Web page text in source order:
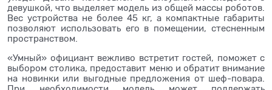
девушкой, что выделяет модель из общей массы роботов.
Вес устройства не более 45 кг, а компактные габариты
позволяют использовать его в помещении, стесненным
пространством.
«Умный» официант вежливо встретит гостей, поможет с
выбором столика, предоставит меню и обратит внимание
на новинки или выгодные предложения от шеф-повара.